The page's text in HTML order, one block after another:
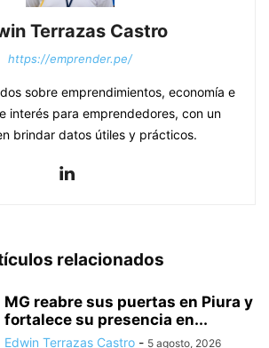
Terrazas Castro
https://emprender.pe/
sobre emprendimientos, economía e
interés para emprendedores, con un
brindar datos útiles y prácticos.
relacionados
MG reabre sus puertas en Piura y
fortalece su presencia en...
Edwin Terrazas Castro - 5 agosto, 2026